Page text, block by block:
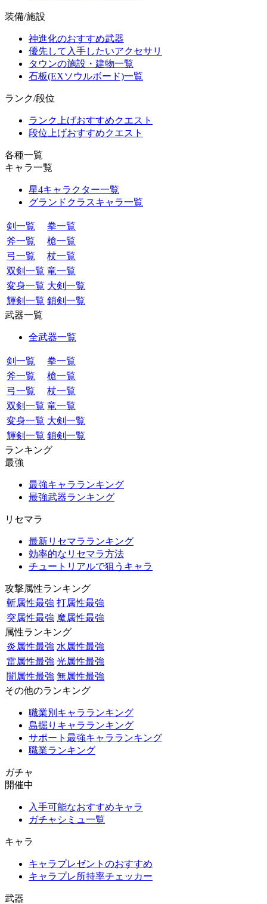
装備/施設
神進化のおすすめ武器
優先して入手したいアクセサリ
タウンの施設・建物一覧
石板(EXソウルボード)一覧
ランク/段位
ランク上げおすすめクエスト
段位上げおすすめクエスト
各種一覧
キャラ一覧
星4キャラクター一覧
グランドクラスキャラ一覧
剣一覧
拳一覧
斧一覧
槍一覧
弓一覧
杖一覧
双剣一覧 竜一覧
変身一覧 大剣一覧
輝剣一覧 鎖剣一覧
武器一覧
全武器一覧
剣一覧
拳一覧
斧一覧
槍一覧
弓一覧
杖一覧
双剣一覧 竜一覧
変身一覧 大剣一覧
輝剣一覧 鎖剣一覧
ランキング
最強
最強キャラランキング
最強武器ランキング
リセマラ
最新リセマラランキング
効率的なリセマラ方法
チュートリアルで狙うキャラ
攻撃属性ランキング
斬属性最強 打属性最強
突属性最強 魔属性最強
属性ランキング
炎属性最強 水属性最強
雷属性最強 光属性最強
闇属性最強 無属性最強
その他のランキング
職業別キャラランキング
島掘りキャラランキング
サポート最強キャラランキング
職業ランキング
ガチャ
開催中
入手可能なおすすめキャラ
ガチャシミュ一覧
キャラ
キャラプレゼントのおすすめ
キャラプレ所持率チェッカー
武器